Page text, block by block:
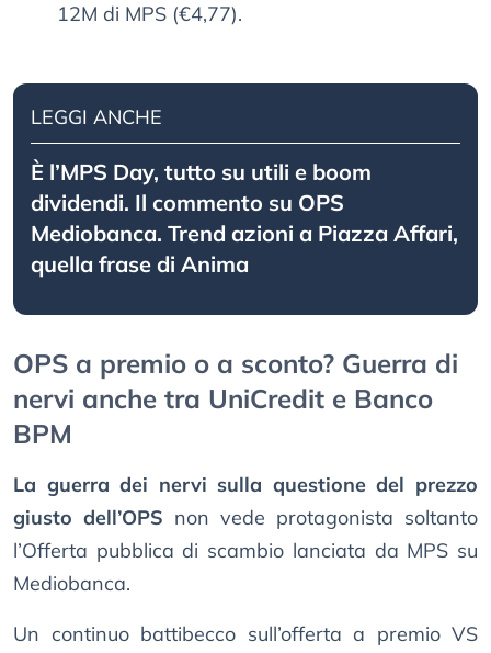
12M di MPS (€4,77).
LEGGI ANCHE
È l’MPS Day, tutto su utili e boom
dividendi. Il commento su OPS
Mediobanca. Trend azioni a Piazza Affari,
quella frase di Anima
OPS a premio o a sconto? Guerra di
nervi anche tra UniCredit e Banco
BPM
La guerra dei nervi sulla questione del prezzo
giusto dell’OPS non vede protagonista soltanto
l’Offerta pubblica di scambio lanciata da MPS su
Mediobanca.
Un continuo battibecco sull’offerta a premio VS